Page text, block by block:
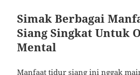
Simak Berbagai
Siang Singkat Untuk
Mental
Manfaat tidur siang ini nggak